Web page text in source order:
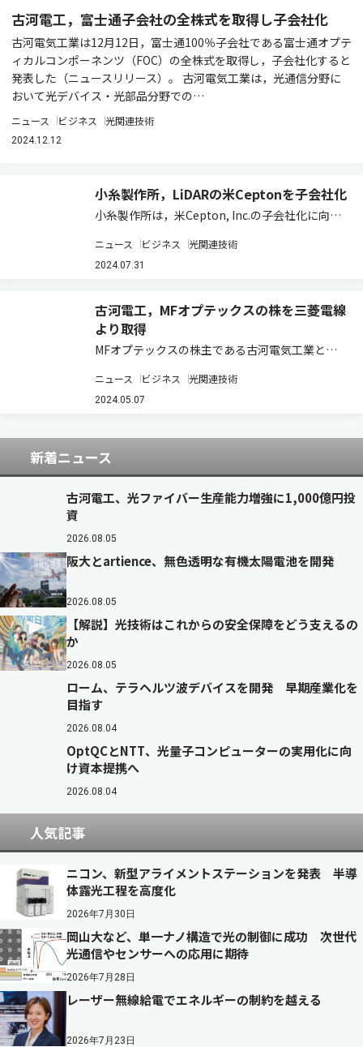
古河電工，富士通子会社の全株式を取得し子会社化
古河電気工業は12月12日，富士通100％子会社である富士通オプテ
ィカルコンポーネンツ（FOC）の全株式を取得し，子会社化すると
発表した（ニュースリリース）。 古河電気工業は，光通信分野に
おいて光デバイス・光部品分野での…
ニュース ビジネス 光関連技術
2024.12.12
小糸製作所，LiDARの米Ceptonを子会社化
小糸製作所は，米Cepton, Inc.の子会社化に向け
売買価額他，契約条件等について合意に至り，合
併契約を締結したと発表した（ニュースリリー
ニュース ビジネス 光関連技術
2024.07.31
古河電工，MFオプテックスの株を三菱電線
より取得
MFオプテックスの株主である古河電気工業と三
40％を追加取得する株式譲渡契約を締結した（ニ
ュースリリース）。株式取得日は，2024年10月1
ニュース ビジネス 光関連技術
2024.05.07
新着ニュース
古河電工、光ファイバー生産能力増強に1,000億円投
資
2026.08.05
阪大とartience、無色透明な有機太陽電池を開発
2026.08.05
【解説】光技術はこれからの安全保障をどう支えるの
か
2026.08.05
ローム、テラヘルツ波デバイスを開発 早期産業化を
目指す
2026.08.04
OptQCとNTT、光量子コンピューターの実用化に向
け資本提携へ
2026.08.04
人気記事
ニコン、新型アライメントステーションを発表 半導
体露光工程を高度化
2026年7月30日
岡山大など、単一ナノ構造で光の制御に成功 次世代
光通信やセンサーへの応用に期待
2026年7月28日
レーザー無線給電でエネルギーの制約を越える
2026年7月23日